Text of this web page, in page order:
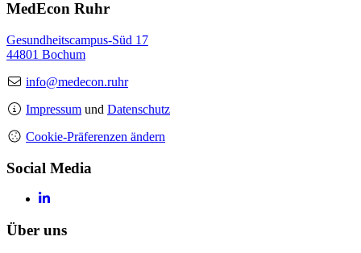
MedEcon Ruhr
Gesundheitscampus-Süd 17
44801 Bochum
info@medecon.ruhr
Impressum und Datenschutz
Cookie-Präferenzen ändern
Social Media
Über uns